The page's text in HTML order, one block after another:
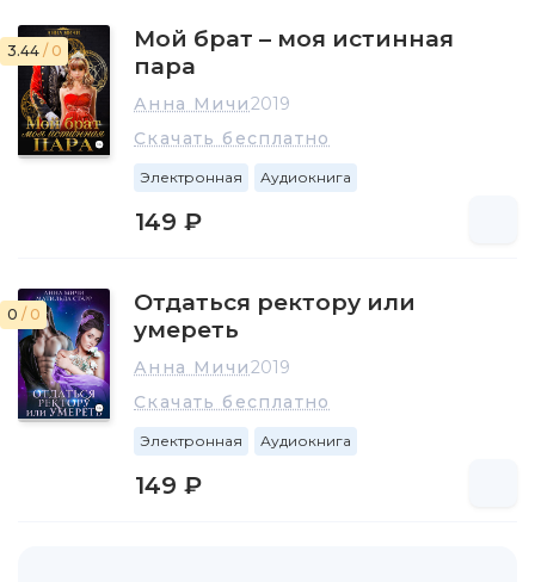
3.44 / 0
Мой брат – моя истинная
пара
Анна Мичи2019
Скачать бесплатно
Электронная Аудиокнига
149 ₽
0 / 0
Отдаться ректору или
умереть
Анна Мичи2019
Скачать бесплатно
Электронная Аудиокнига
149 ₽